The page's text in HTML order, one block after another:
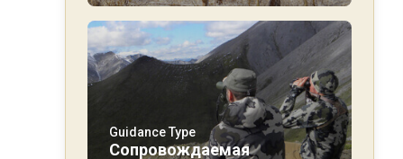
Guidance Type
Сопровождаемая